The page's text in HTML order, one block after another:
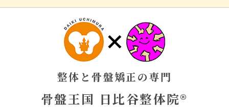
整体と骨盤矯正の専門
骨盤王国 日比谷整体院®